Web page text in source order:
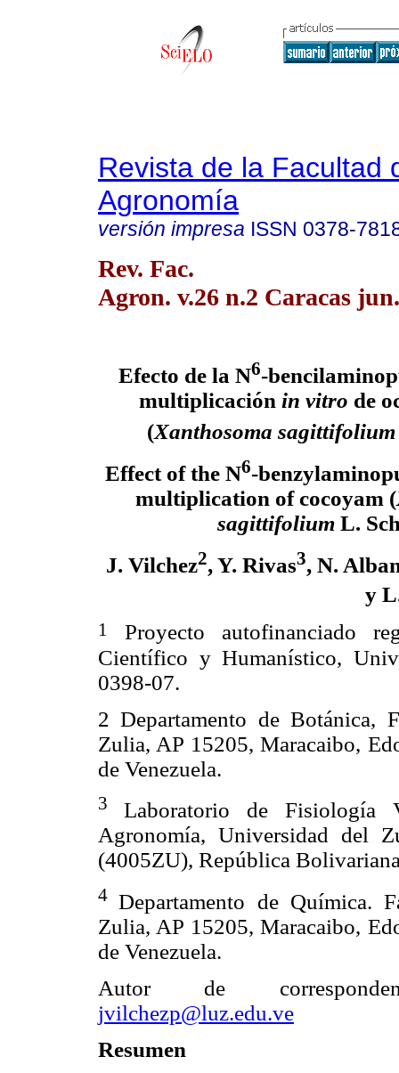
Revista de la Facultad
Agronomía
versión impresa ISSN 0378-
Rev. Fac.
Agron. v.26 n.2 Caracas
Efecto de la N6-
multiplicación in vitro de
(Xanthosoma sagittifolium
Effect of the N6-
multiplication of cocoyam (
sagittifoliumL.
J. Vilchez2, Y. Rivas3, N.
y
1
Proyecto autofinanciado
Científico y Humanístico,
0398-07.
2 Departamento de Botánica,
Zulia, AP 15205, Maracaibo,
de Venezuela.
3 Laboratorio de Fisiología
Agronomía, Universidad del
(4005ZU), República
4Departamento de Química.
Zulia, AP 15205, Maracaibo,
de Venezuela.
Autor de
jvilchezp@luz.edu.ve
Resumen